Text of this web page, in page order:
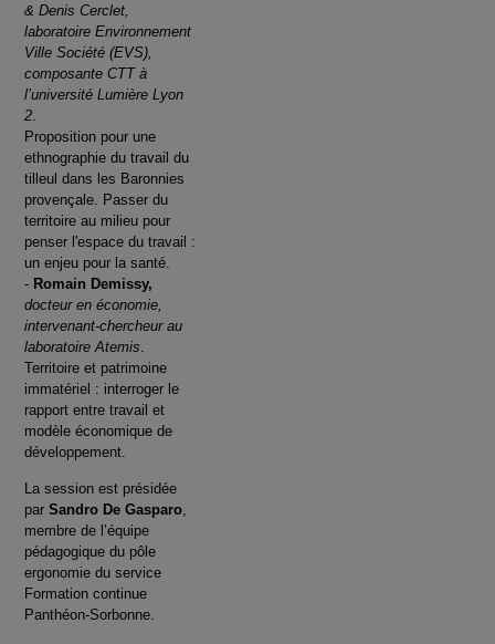
& Denis Cerclet,
laboratoire Environnement
Ville Société (EVS),
composante CTT à
l’université Lumière Lyon
2
Proposition pour une
ethnographie du travail du
tilleul dans les Baronnies
provençale. Passer du
territoire au milieu pour
penser l'espace du travail :
un enjeu pour la santé.
- Romain Demissy,
docteur en économie,
intervenant-chercheur au
laboratoire Atemis
Territoire et patrimoine
immatériel : interroger le
rapport entre travail et
modèle économique de
développement.
La session est présidée
par Sandro De Gasparo,
membre de l’équipe
pédagogique du pôle
ergonomie du service
Formation continue
Panthéon-Sorbonne.